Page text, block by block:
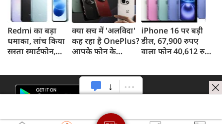
पटकथा
श्रद्धांजलि
कहा था 'जेनरेशन
गटर'
Redmi का बड़ा
धमाका, लांच किया
सस्ता स्मार्टफोन,
क्या सच में 'अलविदा'
कह रहा है OnePlus?
आपके फोन के
iPhone 16 पर बड़ी
डील, 67,900 रुपए
वाला फोन 40,612 रुपए